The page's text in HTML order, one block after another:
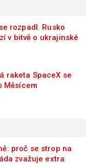
rozpadl. Rusko
v bitvě o ukrajinské
raketa SpaceX se
Měsícem
proč se strop na
zvažuje extra